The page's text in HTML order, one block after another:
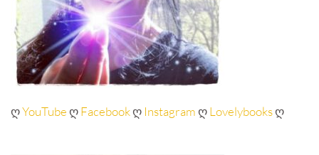
ღYouTubeღFacebookღ InstagramღLovelybooksღ